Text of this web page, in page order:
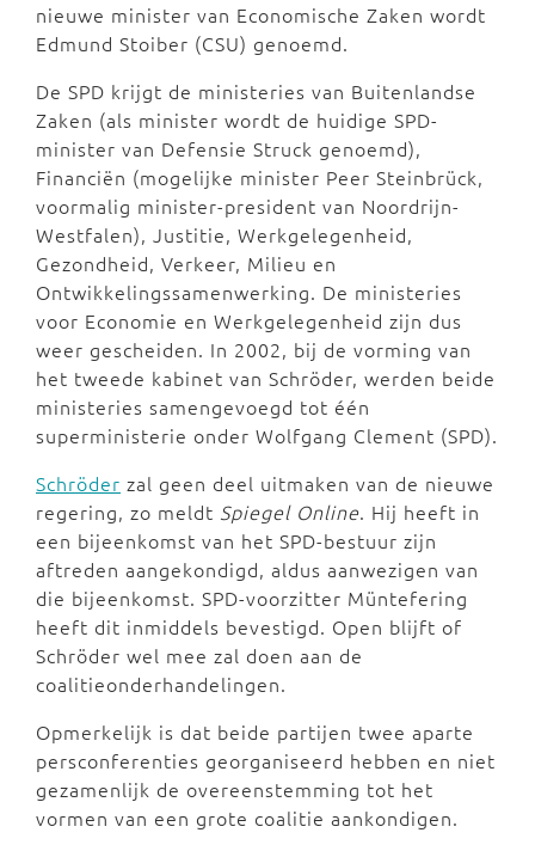
nieuwe minister van Economische Zaken wordt
Edmund Stoiber (CSU) genoemd.
De SPD krijgt de ministeries van Buitenlandse
Zaken (als minister wordt de huidige SPD-
minister van Defensie Struck genoemd),
Financiën (mogelijke minister Peer Steinbrück,
voormalig minister-president van Noordrijn-
Westfalen), Justitie, Werkgelegenheid,
Gezondheid, Verkeer, Milieu en
Ontwikkelingssamenwerking. De ministeries
voor Economie en Werkgelegenheid zijn dus
weer gescheiden. In 2002, bij de vorming van
het tweede kabinet van Schröder, werden beide
ministeries samengevoegd tot één
superministerie onder Wolfgang Clement (SPD).
Schröder zal geen deel uitmaken van de nieuwe
regering, zo meldt Spiegel Online. Hij heeft in
een bijeenkomst van het SPD-bestuur zijn
aftreden aangekondigd, aldus aanwezigen van
die bijeenkomst. SPD-voorzitter Müntefering
heeft dit inmiddels bevestigd. Open blijft of
Schröder wel mee zal doen aan de
coalitieonderhandelingen.
Opmerkelijk is dat beide partijen twee aparte
persconferenties georganiseerd hebben en niet
gezamenlijk de overeenstemming tot het
vormen van een grote coalitie aankondigen.